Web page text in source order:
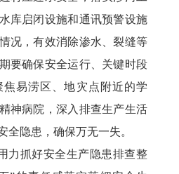
库启闭设施和通讯预警设施
况，有效消除渗水、裂缝等
要确保安全运行、关键时段
易涝区、地灾点附近的学
神病院，深入排查生产生活
全隐患，确保万无一失。
力抓好安全生产隐患排查整